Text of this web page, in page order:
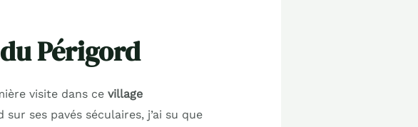
Périgord
visite dans ce village
sur ses pavés séculaires, j’ai su que